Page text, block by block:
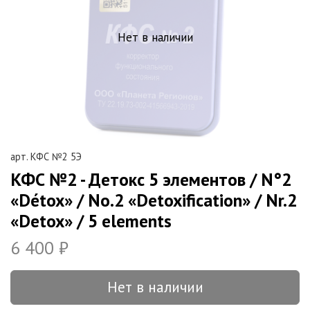
Нет в наличии
арт. КФС №2 5Э
КФС №2 - Детокс 5 элементов / N°2
«Détox» / No.2 «Detoxification» / Nr.2
«Detox» / 5 elements
6 400 ₽
Нет в наличии